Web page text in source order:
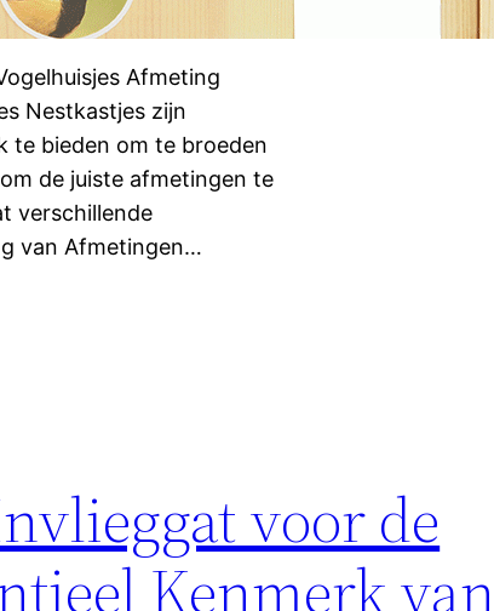
Afmeting
Nestkastjes zijn
te bieden om te broeden
de juiste afmetingen te
verschillende
van Afmetingen…
voor de
Kenmerk van